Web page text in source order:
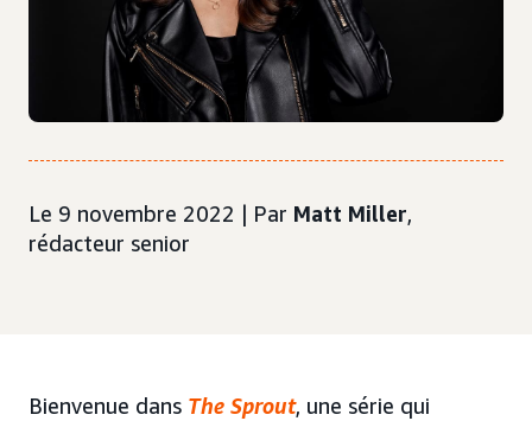
Le 9 novembre 2022 | Par Matt Miller,
rédacteur senior
Bienvenue dans The Sprout, une série qui